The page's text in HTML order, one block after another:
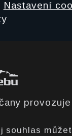
Nastavení
souhlas